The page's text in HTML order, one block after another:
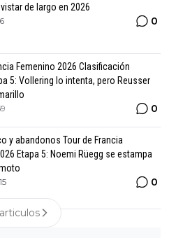
de largo en 2026
0
Femenino 2026 Clasificación
5: Vollering lo intenta, pero Reusser
0
y abandonos Tour de Francia
Etapa 5: Noemi Rüegg se estampa
0